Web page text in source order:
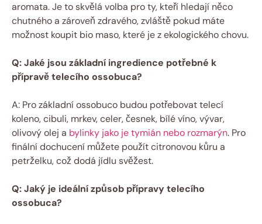
aromata. Je to skvělá volba pro ty, kteří hledají něco
chutného a zároveň zdravého, zvláště pokud máte
možnost koupit bio maso, které je z ekologického chovu.
Q: Jaké jsou základní ingredience potřebné k
přípravě telecího ossobuca?
A: Pro základní ossobuco budou potřebovat telecí
koleno, cibuli, mrkev, celer, česnek, bílé víno, vývar,
olivový olej a bylinky jako je tymián nebo rozmarýn. Pro
finální dochucení můžete použít citronovou kůru a
petrželku, což dodá jídlu svěžest.
Q: Jaký je ideální způsob přípravy telecího
ossobuca?